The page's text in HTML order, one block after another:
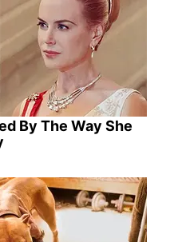
By The Way She